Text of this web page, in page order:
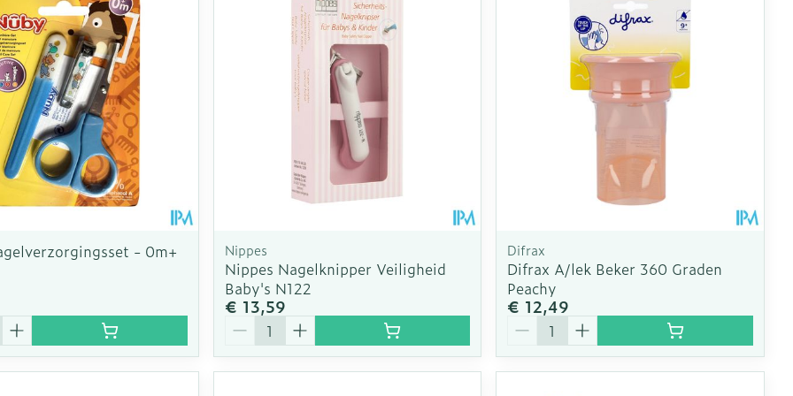
-
Supplementen
Insectenwerende
middelen
Parfums en
geurproducten
Zelfbruiner Scheren CBD
Toon meer
Mondmaskers
- 0m+ Nippes
Nippes Nagelknipper Veiligheid
Baby's N122
€ 13,59
Aantal
Difrax
Difrax A/lek Beker 360 Graden
Peachy
€ 12,49
Aantal